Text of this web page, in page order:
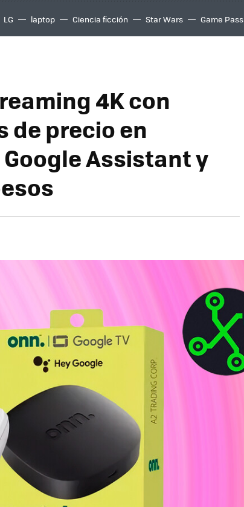
LG laptop Ciencia ficción Star Wars Game Pass
4K con
de precio en
Assistant y